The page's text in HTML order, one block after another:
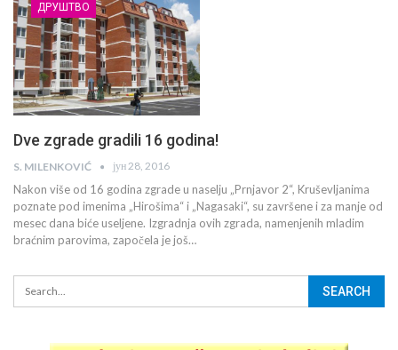
ДРУШТВО
Dve zgrade gradili 16 godina!
S. MILENKOVIĆ јун 28, 2016
Nakon više od 16 godina zgrade u naselju „Prnjavor 2“, Kruševljanima
poznate pod imenima „Hirošima“ i „Nagasaki“, su završene i za manje od
mesec dana biće useljene. Izgradnja ovih zgrada, namenjenih mladim
braćnim parovima, započela je još…